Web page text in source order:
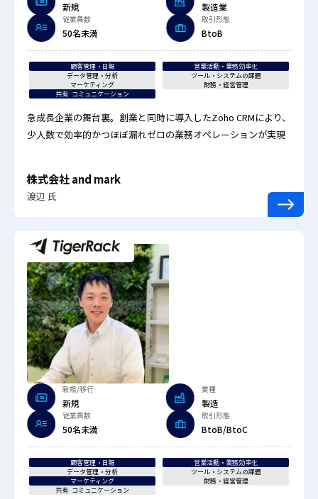
新規 製造業
従業員数
50名未満
取引形態
BtoB
顧客管理・日報
営業活動・業務効率化
データ管理・分析
ツール・システムの課題
マーケティング
財務・経営管理
共有·コミュニケーション
急成長企業の舞台裏。創業と同時に導入したZoho CRMにより、
少人数で効率的かつほぼ漏れゼロの業務オペレーションが実現
株式会社 and mark
渡辺 氏
新規/移行
新規
業種
製造
従業員数
50名未満
取引形態
BtoB/BtoC
顧客管理・日報
営業活動・業務効率化
データ管理・分析
ツール・システムの課題
マーケティング
財務・経営管理
共有·コミュニケーション